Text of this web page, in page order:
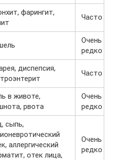
фарингит,
Часто
Очень
редко
диспепсия,
Часто
в животе,
рвота
Очень
редко
сыпь,
аллергический
отек лица,
Очень
редко